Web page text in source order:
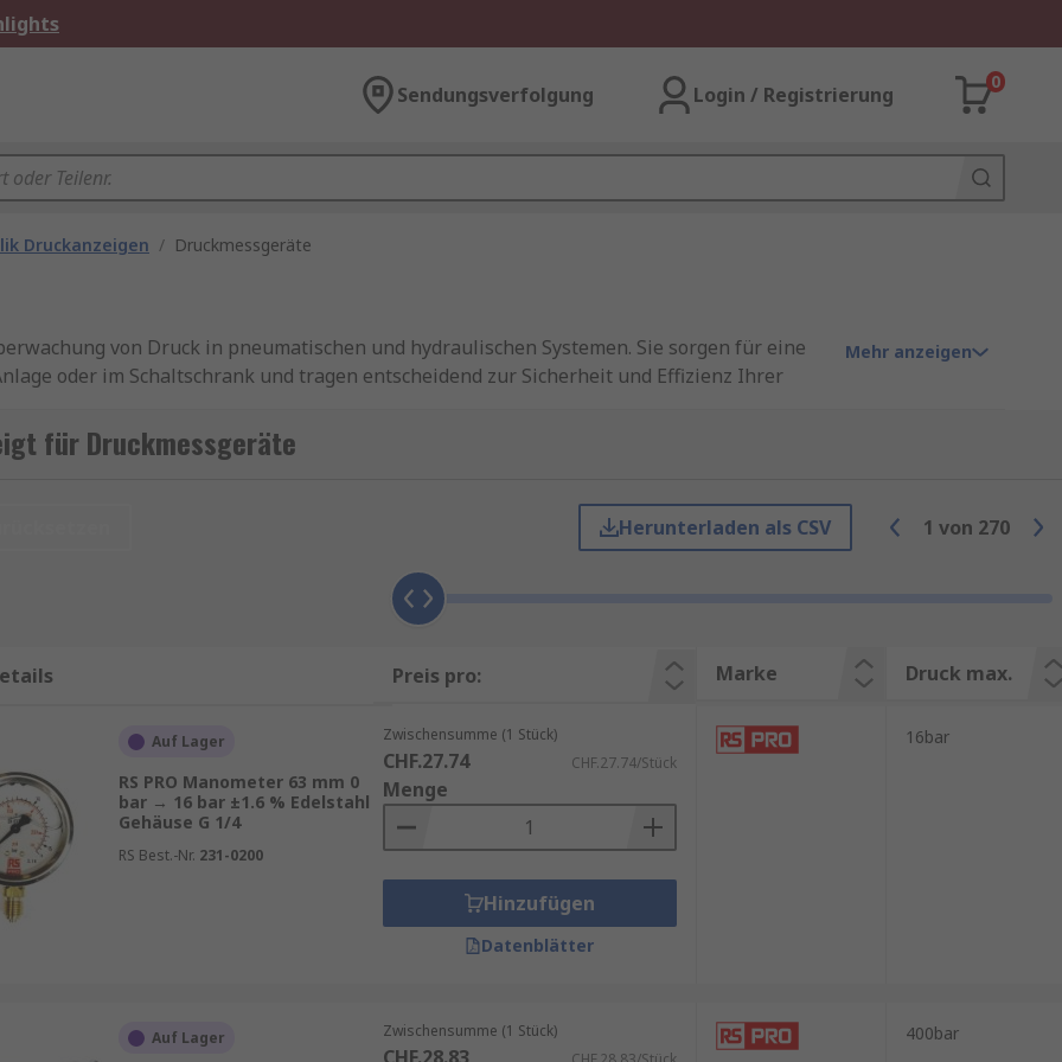
Sendungsverfolgung Login / Registrierung
0
Druckanzeigen / Druckmessgeräte
von Druck in pneumatischen und hydraulischen Systemen. Sie sorgen für eine
oder im Schaltschrank und tragen entscheidend zur Sicherheit und Effizienz Ihrer
und für anspruchsvolle industrielle Umgebungen konzipiert.
unterschiedliche Anwendungen:
oft mit Zusatzfunktionen
Kompressoren
Maschinenbau
mit Normsignalen
Leitungen
und Dualdruck ab.
bei 0 psi,
Mehr anzeigen
für Druckmessgeräte
Herunterladen als CSV 1 von 270
Preis pro: Marke Druck max.
Auf Lager
RS PRO Manometer 63 mm 0
bar → 16 bar ±1.6 % Edelstahl
Gehäuse G 1/4
RS Best.-Nr. 231-0200
Zwischensumme (1 Stück)
CHF.27.74 CHF.27.74/Stück
Menge
Hinzufügen
Datenblätter
16bar
Auf Lager Zwischensumme (1 Stück) 400bar